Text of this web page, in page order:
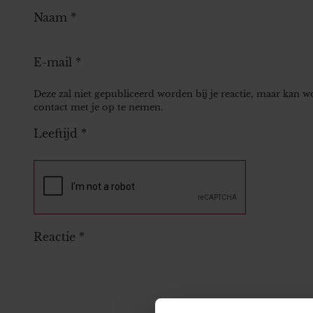
Naam *
E-mail *
Deze zal niet gepubliceerd worden bij je reactie, maar kan
contact met je op te nemen.
Leeftijd *
Reactie *